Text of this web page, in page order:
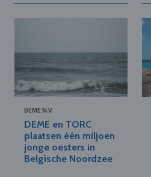
DEME N.V.
DEME en TORC
plaatsen één miljoen
jonge oesters in
Belgische Noordzee